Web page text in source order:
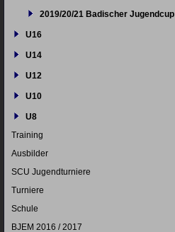
2019/20/21 Badischer Jugendcup
U16
U14
U12
U10
U8
Training
Ausbilder
SCU Jugendturniere
Turniere
Schule
BJEM 2016 / 2017